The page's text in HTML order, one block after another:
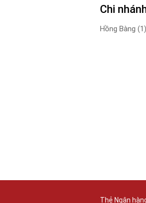
Chi
Hồng Bàng (1)
Thẻ Ngân